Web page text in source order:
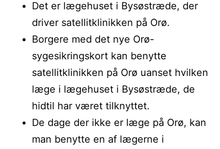
Det er lægehuset i Bysøstræde, der
driver satellitklinikken på Orø.
Borgere med det nye Orø-
sygesikringskort kan benytte
satellitklinikken på Orø uanset hvilken
læge i lægehuset i Bysøstræde, de
hidtil har været tilknyttet.
De dage der ikke er læge på Orø, kan
man benytte en af lægerne i